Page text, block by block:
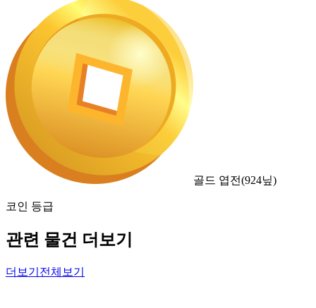
골드 엽전(924닢)
코인 등급
관련 물건 더보기
더보기 전체보기